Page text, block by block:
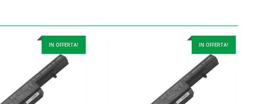
IN OFFERTA! IN OFFERTA!